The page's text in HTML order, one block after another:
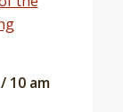
10 am